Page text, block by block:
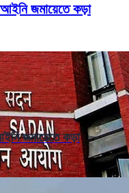
জমায়েতে কড়া
জমায়েতে কড়া